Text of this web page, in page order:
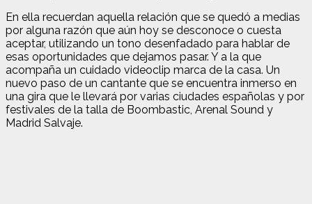
En ella recuerdan aquella relación que se quedó a medias
por alguna razón que aún hoy se desconoce o cuesta
aceptar, utilizando un tono desenfadado para hablar de
esas oportunidades que dejamos pasar. Y a la que
acompaña un cuidado videoclip marca de la casa. Un
nuevo paso de un cantante que se encuentra inmerso en
una gira que le llevará por varias ciudades españolas y por
festivales de la talla de Boombastic, Arenal Sound y
Madrid Salvaje.